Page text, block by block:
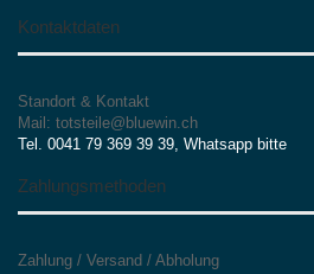
Kontaktdaten
Standort & Kontakt
Mail: totsteile@bluewin.ch
Tel. 0041 79 369 39 39, Whatsapp bitte
Zahlungsmethoden
Zahlung / Versand / Abholung